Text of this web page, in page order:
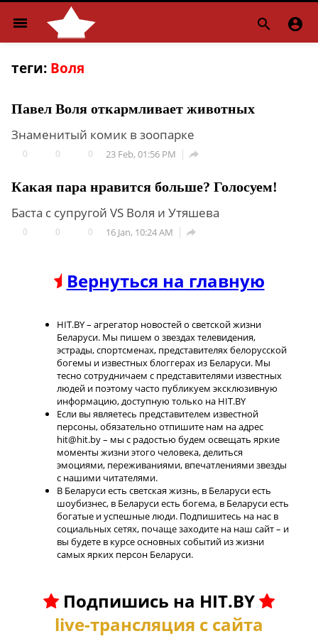
menu  
теги: Воля
Павел Воля откармливает животных
Знаменитый комик в зоопарке
0 0 0 23 Feb, 01:56 PM 
Какая пара нравится больше? Голосуем!
Баста с супругой VS Воля и Утяшева
0 0 0 16 Jan, 10:24 AM 
Вернуться на главную
HIT.BY – агрегатор новостей о светской жизни
Беларуси. Мы пишем о звездах телевидения,
эстрады, спортсменах, представителях белорусской
богемы и известных блоггерах из Беларуси. Мы
тесно сотрудничаем с представителями известных
людей и поэтому часто публикуем эксклюзивную
информацию, доступную только на HIT.BY
Если вы являетесь представителем известной
персоны, обязательно отпишите нам на адрес
hit@hit.by – мы с радостью будем освещать яркие
моменты жизни этого человека, делиться
эмоциями, переживаниями, впечатлениями звезды
с нашими читателями.
В Беларуси есть светская жизнь, в Беларуси есть
шоубизнес, в Беларуси есть богема, в Беларуси есть
богатые и успешные люди. Подпишитесь на нас в
социальных сетях, почаще заходите на наш сайт – и
вы будете в курсе основных событий из жизни
самых ярких персон Беларуси.
Подпишись на HIT.BY
live-трансляция с сайта